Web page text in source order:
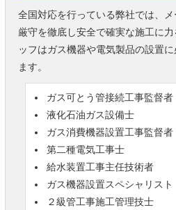
全国対応を行っている弊社では、
厳守を徹底し安全で確実な施工に
ッフはガス機器や電気製品の設置
ます。
ガス可とう管接続工事監督者
液化石油ガス設備士
ガス消費機器設置工事監督者
第二種電気工事士
給水装置工事主任技術者
ガス機器設置スペシャリスト
２級管工事施工管理技士